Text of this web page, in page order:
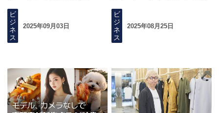
ビ
ジ
ネ
ス
2025年09月03日
ビ
ジ
ネ
ス
2025年08月25日